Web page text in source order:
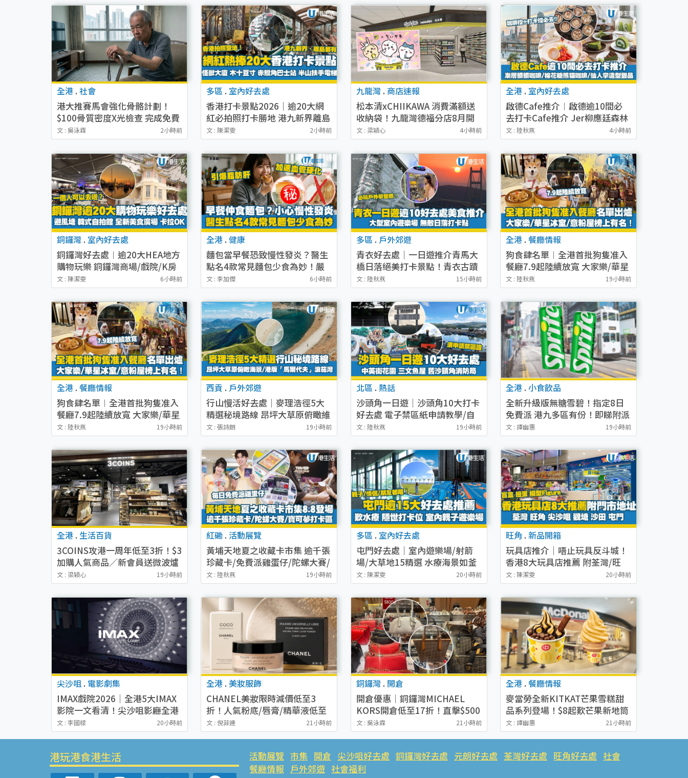
全港 . 社會
港大推賽馬會強化骨骼計劃！
$100骨質密度X光檢查 完成免費
運動訓練送超市禮券！附參加資
格
文 : 吳泳霖 2小時前
多區 .室內好去處
香港打卡景點2026｜逾20大網
紅必拍照打卡勝地 港九新界離島
影相好去處
文 : 陳潔雯 2小時前
九龍灣 . 商店速報
松本清xCHIIKAWA 消費滿額送
收納袋！九龍灣德福分店8月開
幕！新張優惠全店9折/送$30優
惠券+購物袋
文 : 梁穎心 4小時前
全港 .室內好去處
啟德Cafe推介︱啟德逾10間必
去打卡Cafe推介 Jer柳應廷森林
系Cafe／日本過江龍焙茶蕨餅芭
菲／棉花糖熊貓咖啡
文 : 陸秋燕 4小時前
銅鑼灣 . 室內好去處
銅鑼灣好去處︱逾20大HEA地方
購物玩樂 銅鑼灣商場/戲院/K房
推薦
文 : 陳潔雯 6小時前
全港 .健康
麵包當早餐恐致慢性發炎？醫生
點名4款常見麵包少食為妙！嚴
重引爆脂肪肝加速血管硬化
文 : 李加傑 6小時前
多區 . 戶外郊遊
青衣好去處｜一日遊推介青馬大
橋日落絕美打卡景點！青衣古蹟
天梯/必玩戶外攀登牆
文 : 陸秋燕 15小時前
全港 .餐廳情報
狗食肆名單︱全港首批狗隻准入
餐廳7.9起陸續放寬 大家樂/華星
冰室/意粉屋榜上有名！
文 : 陸秋燕 19小時前
全港 . 餐廳情報
狗食肆名單︱全港首批狗隻准入
餐廳7.9起陸續放寬 大家樂/華星
冰室/意粉屋榜上有名！
文 : 陸秋燕 19小時前
西貢 . 戶外郊遊
行山慢活好去處｜麥理浩徑5大
精選秘境路線 昂坪大草原俯瞰維
港/港版「馬爾代夫」浪茄灣
文 : 張詩朗 19小時前
北區 . 熱話
沙頭角一日遊｜沙頭角10大打卡
好去處 電子禁區紙申請教學/自
駕遊車位預約方法
文 : 陸秋燕 19小時前
全港 .小食飲品
全新升級版無糖雪碧！指定8日
免費派 港九多區有份！即睇附派
發時間表
文 : 譚幽惠 19小時前
全港 . 生活百貨
3COINS攻港一周年低至3折！$3
加購人氣商品／新會員送微波爐
蒸煮盒／會員回贈優惠
文 : 梁穎心 19小時前
紅磡 . 活動展覽
黃埔天地夏之收藏卡市集 逾千張
珍藏卡/免費派雞蛋仔/陀螺大賽/
寶可夢打卡區
文 : 陸秋燕 19小時前
多區 . 室內好去處
屯門好去處｜室內遊樂場/射箭
場/大草地15精選 水療海景如釜
山海邊Café打卡
文 : 陳潔雯 20小時前
旺角 .新品開箱
玩具店推介｜唔止玩具反斗城！
香港8大玩具店推薦 附荃灣/旺
角/尖沙咀/觀塘各區分店地址
文 : 陳潔雯 20小時前
尖沙咀 . 電影劇集
IMAX戲院2026｜全港5大IMAX
影院一文看清！尖沙咀影廳全港
最大 附票價/地址
文 : 李國樑 20小時前
全港 .美妝服飾
CHANEL美妝限時減價低至3
折！人氣粉底/唇膏/精華液低至
$275！COCO香水都有平
文 : 倪菲連 21小時前
銅鑼灣 . 開倉
開倉優惠｜銅鑼灣MICHAEL
KORS開倉低至17折！直擊$500
起買手袋/銀包/鞋款 必買經典
Jet Set系列
文 : 吳泳霖 21小時前
全港 .餐廳情報
麥當勞全新KITKAT芒果雪糕甜
品系列登場！$8起歎芒果新地筒
／芒果芭菲配KITKAT
文 : 譚幽惠 21小時前
港玩港食港生活 活動展覽 市集 開倉 尖沙咀好去處 銅鑼灣好去處 元朗好去處 荃灣好去處 旺角好去處 社會
餐廳情報 戶外郊遊 社會福利